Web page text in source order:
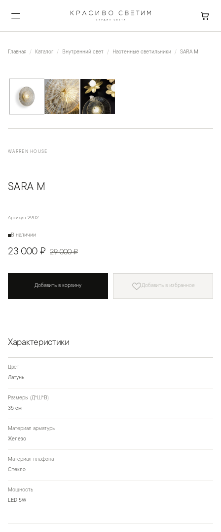
Главная Каталог Внутренний свет Настенные светильники SARA M
WARREN HOUSE
SARA M
Артикул: 2902
В наличии
23 000 ₽ 29 000 ₽
Добавить в корзину Добавить в избранное
Характеристики
Цвет
Латунь
Размеры (Д*Ш*В)
35 см
Материал арматуры
Железо
Материал плафона
Стекло
Мощность
LED 5W